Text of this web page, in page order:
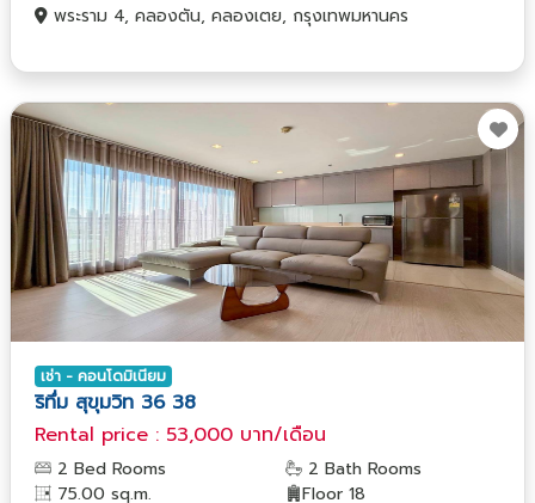
พระราม 4, คลองตัน, คลองเตย, กรุงเทพมหานคร
เช่า - คอนโดมิเนียม
ริทึ่ม สุขุมวิท 36 38
Rental price : 53,000 บาท/เดือน
2 Bed Rooms
2 Bath Rooms
75.00 sq.m.
Floor 18